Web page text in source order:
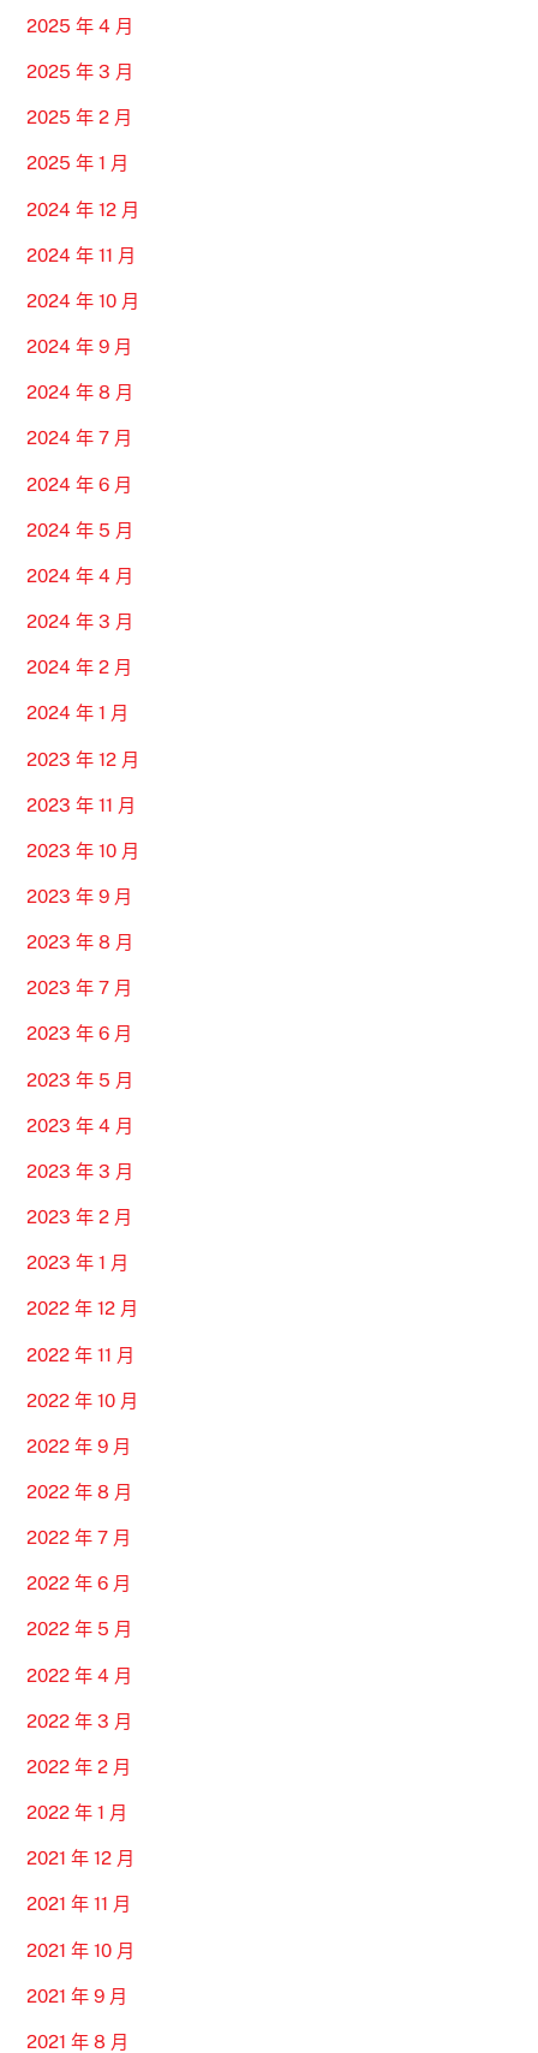
2025 年 4 月
2025 年 3 月
2025 年 2 月
2025 年 1 月
2024 年 12 月
2024 年 11 月
2024 年 10 月
2024 年 9 月
2024 年 8 月
2024 年 7 月
2024 年 6 月
2024 年 5 月
2024 年 4 月
2024 年 3 月
2024 年 2 月
2024 年 1 月
2023 年 12 月
2023 年 11 月
2023 年 10 月
2023 年 9 月
2023 年 8 月
2023 年 7 月
2023 年 6 月
2023 年 5 月
2023 年 4 月
2023 年 3 月
2023 年 2 月
2023 年 1 月
2022 年 12 月
2022 年 11 月
2022 年 10 月
2022 年 9 月
2022 年 8 月
2022 年 7 月
2022 年 6 月
2022 年 5 月
2022 年 4 月
2022 年 3 月
2022 年 2 月
2022 年 1 月
2021 年 12 月
2021 年 11 月
2021 年 10 月
2021 年 9 月
2021 年 8 月